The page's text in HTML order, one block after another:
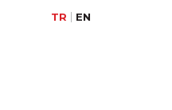
TR EN